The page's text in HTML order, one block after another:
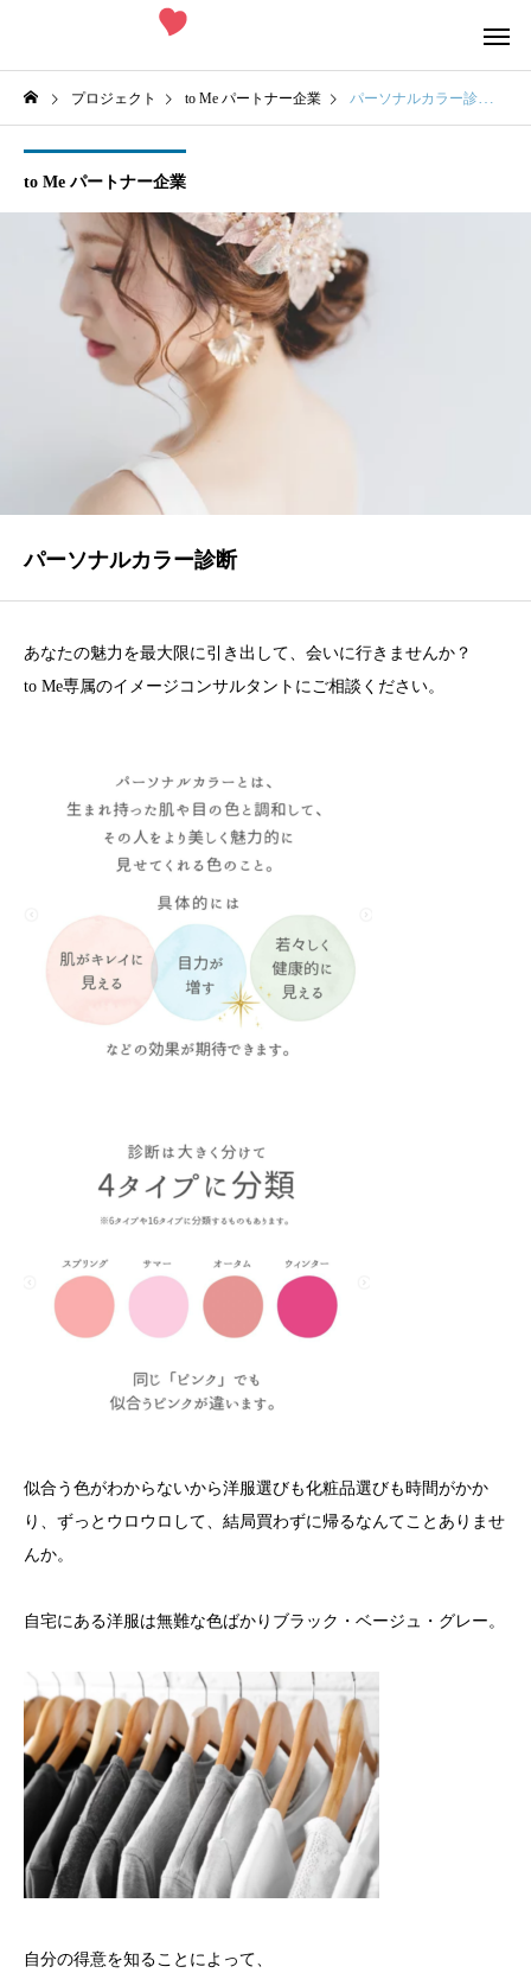
プロジェクト to Me パートナー企業 パーソナルカラー診断
to Me パートナー企業
パーソナルカラー診断
あなたの魅力を最大限に引き出して、会いに行きませんか？
to Me専属のイメージコンサルタントにご相談ください。
似合う色がわからないから洋服選びも化粧品選びも時間がかか
り、ずっとウロウロして、結局買わずに帰るなんてことありませ
んか。
自宅にある洋服は無難な色ばかりブラック・ベージュ・グレー。
自分の得意を知ることによって、